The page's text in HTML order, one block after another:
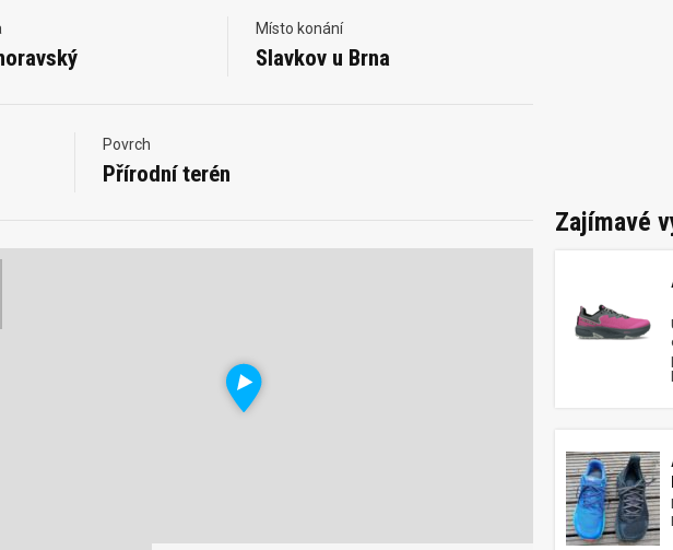
Místo konání
Slavkov u Brna
Povrch
Přírodní terén
Zajímavé